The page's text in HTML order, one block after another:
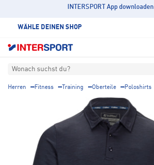
INTERSPORT App downloaden
WÄHLE DEINEN SHOP
Wonach suchst du?
Herren Fitness Training Oberteile Poloshirts